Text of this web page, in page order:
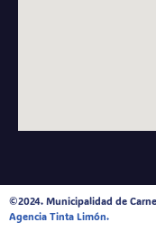
©2024. Municipalidad de
Agencia Tinta Limón.